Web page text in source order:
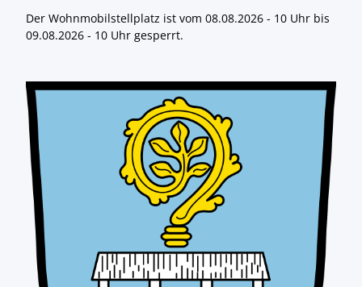
Der Wohnmobilstellplatz ist vom 08.08.2026 - 10 Uhr bis
09.08.2026 - 10 Uhr gesperrt.